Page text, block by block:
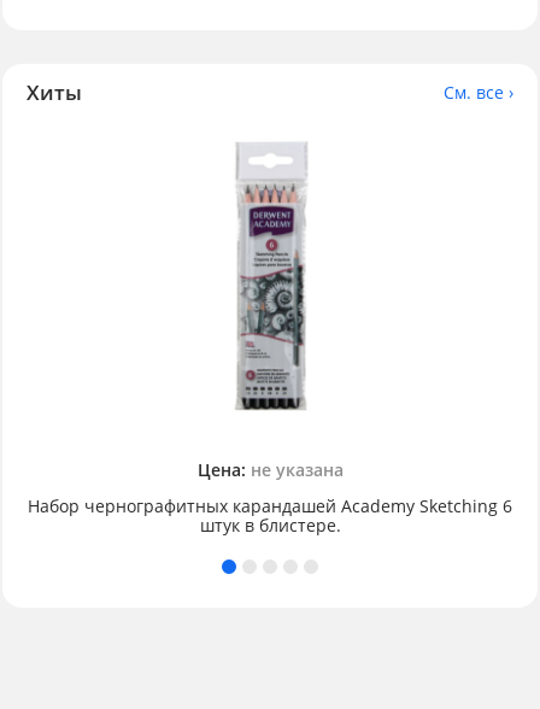
Хиты См. все ›
Цена: не указана
Набор чернографитных карандашей Academy Sketching 6
штук в блистере.